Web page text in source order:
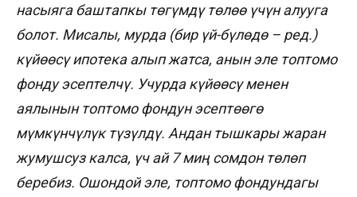
насыяга баштапкы төгүмдү төлөө үчүн алууга
болот. Мисалы, мурда (бир үй-бүлөдө – ред.)
күйөөсү ипотека алып жатса, анын эле топтомо
фонду эсептелчү. Учурда күйөөсү менен
аялынын топтомо фондун эсептөөгө
мүмкүнчүлүк түзүлдү. Андан тышкары жаран
жумушсуз калса, үч ай 7 миң сомдон төлөп
беребиз. Ошондой эле, топтомо фондундагы